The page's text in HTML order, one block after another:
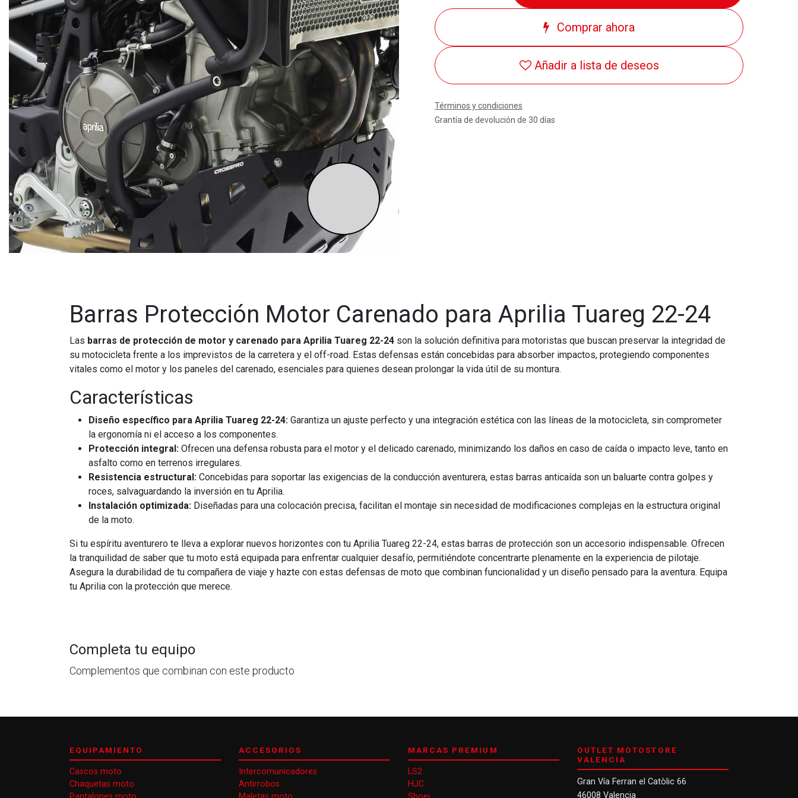
Comprar ahora
Añadir a lista de deseos
Términos y condiciones
Grantía de devolución de 30 días
Barras Protección Motor Carenado para Aprilia Tuareg 22-24
Las barras de protección de motor y carenado para Aprilia Tuareg 22-24 son la solución definitiva para motoristas que buscan preservar la integridad de
su motocicleta frente a los imprevistos de la carretera y el off-road. Estas defensas están concebidas para absorber impactos, protegiendo componentes
vitales como el motor y los paneles del carenado, esenciales para quienes desean prolongar la vida útil de su montura.
Características
Diseño específico para Aprilia Tuareg 22-24: Garantiza un ajuste perfecto y una integración estética con las líneas de la motocicleta, sin comprometer
la ergonomía ni el acceso a los componentes.
Protección integral: Ofrecen una defensa robusta para el motor y el delicado carenado, minimizando los daños en caso de caída o impacto leve, tanto en
asfalto como en terrenos irregulares.
Resistencia estructural: Concebidas para soportar las exigencias de la conducción aventurera, estas barras anticaída son un baluarte contra golpes y
roces, salvaguardando la inversión en tu Aprilia.
Instalación optimizada: Diseñadas para una colocación precisa, facilitan el montaje sin necesidad de modificaciones complejas en la estructura original
de la moto.
Si tu espíritu aventurero te lleva a explorar nuevos horizontes con tu Aprilia Tuareg 22-24, estas barras de protección son un accesorio indispensable. Ofrecen
la tranquilidad de saber que tu moto está equipada para enfrentar cualquier desafío, permitiéndote concentrarte plenamente en la experiencia de pilotaje.
Asegura la durabilidad de tu compañera de viaje y hazte con estas defensas de moto que combinan funcionalidad y un diseño pensado para la aventura. Equipa
tu Aprilia con la protección que merece.
Completa tu equipo
Complementos que combinan con este producto
EQUIPAMIENTO
Cascos moto
Chaquetas moto
ACCESORIOS
Intercomunicadores
Antirrobos
MARCAS PREMIUM
LS2
HJC
OUTLET MOTOSTORE
VALENCIA
Gran Vía Ferran el Catòlic 66
46008 Valencia